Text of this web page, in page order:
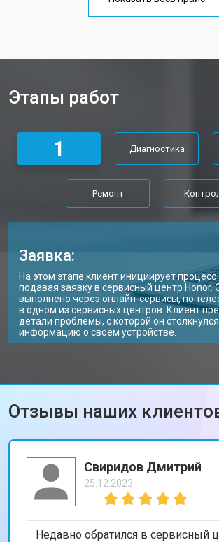
Замена клавиатуры от
Замена матрицы ноутбука Honor
Ремонт цепи питания от
Замена USB порта от
Замена звуковой карты от
от
от
Замена оперативной памяти от
Прошивка BIOS ноутбука Honor от
Этапы работ
1 Диагностика
Ремонт
Заявка:
На этом этапе клиент инициирует
подавая заявку в сервисный центр
выполнено через онлайн-сервисы, по
в одном из сервисных центров. Клиент
детали проблемы, с которой он
информацию о своем устройстве.
Отзывы наших
Свиридов Дмитрий
25.12.2023
Недавно обратился в сервисный